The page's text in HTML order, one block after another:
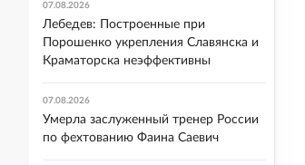
07.08.2026
Лебедев: Построенные при
Порошенко укрепления Славянска и
Краматорска неэффективны
07.08.2026
Умерла заслуженный тренер России
по фехтованию Фаина Саевич